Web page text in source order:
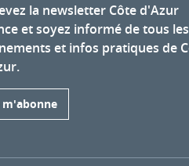
la newsletter Côte d'Azur
et soyez informé de tous les
et infos pratiques de
m'abonne